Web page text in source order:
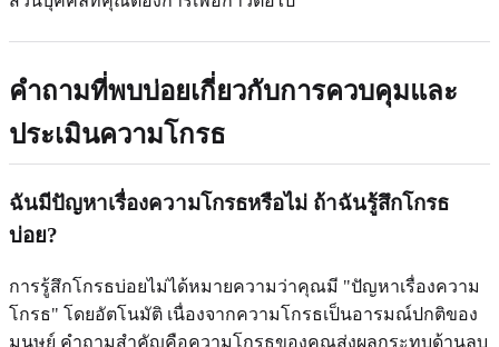
คำถามที่พบบ่อยเกี่ยวกับการควบคุมและ
ประเมินความโกรธ
ฉันมีปัญหาเรื่องความโกรธหรือไม่ ถ้าฉันรู้สึกโกรธ
บ่อย?
การรู้สึกโกรธบ่อยไม่ได้หมายความว่าคุณมี "ปัญหาเรื่องความ
โกรธ" โดยอัตโนมัติ เนื่องจากความโกรธเป็นอารมณ์ปกติของ
มนุษย์ คำถามสำคัญคือความโกรธของคุณส่งผลกระทบด้านลบ